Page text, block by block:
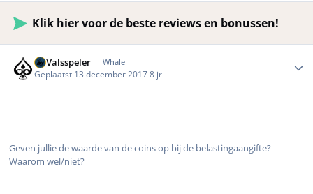
Klik hier voor de beste reviews en bonussen!
DeValsspeler Whale
Geplaatst 13 december 20178 jr
Geven jullie de waarde van de coins op bij de belastingaangifte?
Waarom wel/niet?